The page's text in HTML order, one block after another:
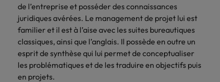
de l’entreprise et posséder des connaissances
juridiques avérées. Le management de projet lui est
familier et il est à l’aise avec les suites bureautiques
classiques, ainsi que l’anglais. Il possède en outre un
esprit de synthèse qui lui permet de conceptualiser
les problématiques et de les traduire en objectifs puis
en projets.